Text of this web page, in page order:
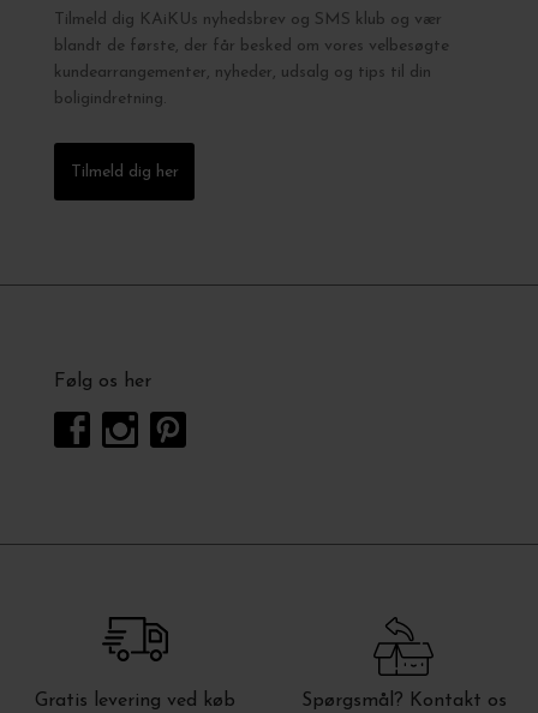
Tilmeld dig KAiKUs nyhedsbrev og SMS klub og vær
blandt de første, der får besked om vores velbesøgte
kundearrangementer, nyheder, udsalg og tips til din
boligindretning.
Tilmeld dig her
Følg os her
Gratis levering ved køb
Spørgsmål? Kontakt os